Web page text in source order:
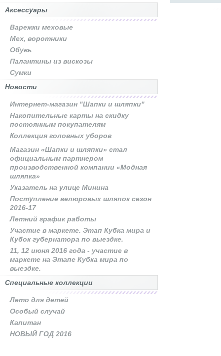
Аксессуары
Варежки меховые
Мех, воротники
Обувь
Палантины из вискозы
Сумки
Новости
Интернет-магазин "Шапки и шляпки"
Накопительные карты на скидку
постоянным покупателям
Коллекция головных уборов
Магазин «Шапки и шляпки» стал
официальным партнером
производственной компании «Модная
шляпка»
Указатель на улице Минина
Поступление велюровых шляпок сезон
2016-17
Летний график работы
Участие в маркете. Этап Кубка мира и
Кубок губернатора по выездке.
11, 12 июня 2016 года - участие в
маркете на Этапе Кубка мира по
выездке.
Специальные коллекции
Лето для детей
Особый случай
Капитан
НОВЫЙ ГОД 2016